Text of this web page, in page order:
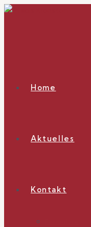
Zum
Home
Aktuelles
Kontakt